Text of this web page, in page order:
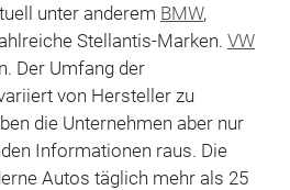
unter anderem BMW,
Stellantis-Marken. VW
Der Umfang der
von Hersteller zu
die Unternehmen aber nur
Informationen raus. Die
Autos täglich mehr als 25